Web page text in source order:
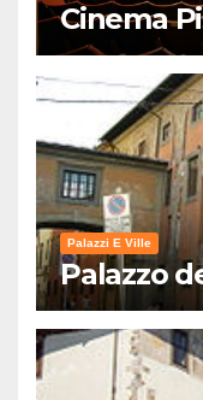
Cinema
Palazzi E Ville
Palazzo